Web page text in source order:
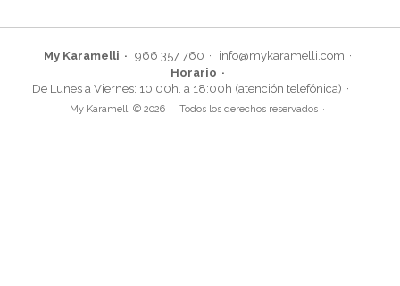
Molde Redondo de 35 cm x 7,5 cm - PME
My Karamelli 966 357 760
info@mykaramelli.com
Horario
De Lunes a Viernes: 10:00h. a 18:00h (atención telefónica)
My Karamelli © 2026 Todos los derechos reservados